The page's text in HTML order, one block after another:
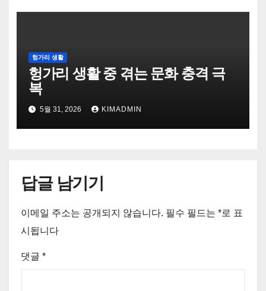
헝가리 생활
헝가리 생활 중 겪는 문화 충격 극
복
5월 31, 2026 KIMADMIN
답글 남기기
이메일 주소는 공개되지 않습니다. 필수 필드는 *로 표
시됩니다
댓글 *